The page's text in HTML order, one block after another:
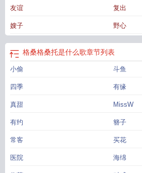
格桑花，敲响了温颂宜的房门。温颂宜从来没见过
为她打破了所有计划。只为了说一句:“我也想你了
象，是一个明明看上去胆子很小，却又可以在第
句:“我叫温颂宜！江大美院的！你不要忘了！”从那
个小姑娘。谢津渡很清楚，自己想要什么，他所有
在他的计划之中，都是权衡利弊下的最优解。温颂
奏，甚至愿意主动去做那块垫脚石，让她乘着这阵
趟藏区，在大昭寺他看见了温颂宜留下的平安符，
渡，我好像有点想你了”那一刻，谢津渡明白了，
颂宜，就是正确答案。——从未想过有朝一日，会
1v1年上救赎作者非珠宝设计专业出身，专业性不
字矫情，轻喷ps:女主左眼义眼，右眼0.5，色彩感
友谊 复出
嫂子 野心
格桑格桑托是什么歌章节列表
小偷 斗鱼
四季 有缘
真甜 MissW
有约 簪子
常客 买花
医院 海绵